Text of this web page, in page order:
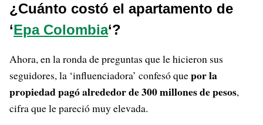
¿Cuánto costó el apartamento de
‘Epa Colombia‘?
Ahora, en la ronda de preguntas que le hicieron sus
seguidores, la ‘influenciadora’ confesó quepor la
propiedad pagó alrededor de 300 millones de pesos,
cifra que le pareció muy elevada.